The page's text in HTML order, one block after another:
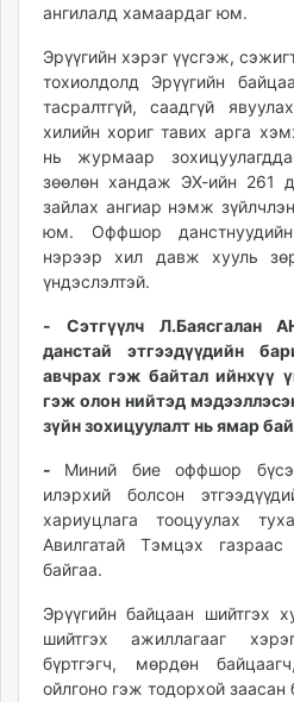
ангилалд хамаардаг юм.
Эрүүгийн хэрэг үүсгэж,
тохиолдолд Эрүүгийн
тасралтгүй, саадгүй
хилийн хориг тавих арга
нь журмаар
зөөлөн хандаж ЭХ-ийн 261
зайлах ангиар нэмж
юм. Оффшор данстнуудийн
нэрээр хил давж хууль
үндэслэлтэй.
- Сэтгүүлч Л.Баясгалан
данстай этгээдүүдийн
авчрах гэж байтал ийнхүү
гэж олон нийтэд
зүйн зохицуулалт нь ямар
- Миний бие оффшор
илэрхий болсон
хариуцлага тооцуулах
Авилгатай Тэмцэх
байгаа.
Эрүүгийн байцаан шийтгэх
шийтгэх ажиллагааг
бүртгэгч, мөрдөн
ойлгоно гэж тодорхой заасан